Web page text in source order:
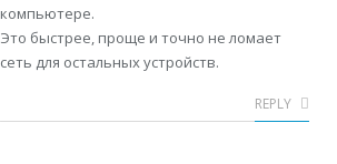
компьютере.
Это быстрее, проще и точно не ломает
сеть для остальных устройств.
REPLY